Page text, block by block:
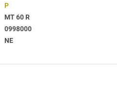
P
MT 60 R
0998000
NE